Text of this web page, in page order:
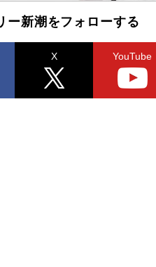
ー新潮をフォローする
X YouTube